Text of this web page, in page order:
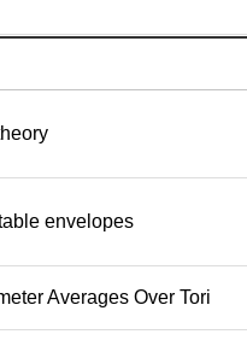
envelopes
Averages Over Tori